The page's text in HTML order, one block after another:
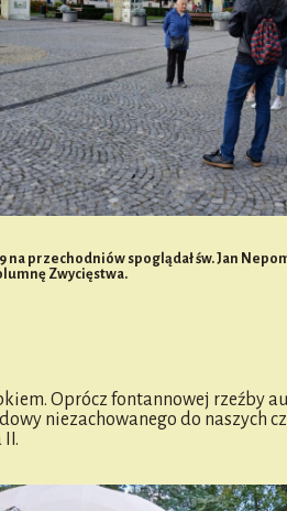
na przechodniów spoglądał św. Jan
Zwycięstwa.
Oprócz fontannowej rzeźby
niezachowanego do naszych